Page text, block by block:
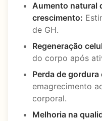
Aumento natural
crescimento:
de GH.
Regeneração
do corpo após
Perda de gordura
emagrecimento
corporal.
Melhoria na